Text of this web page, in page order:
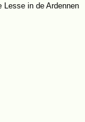
Lesse in de Ardennen